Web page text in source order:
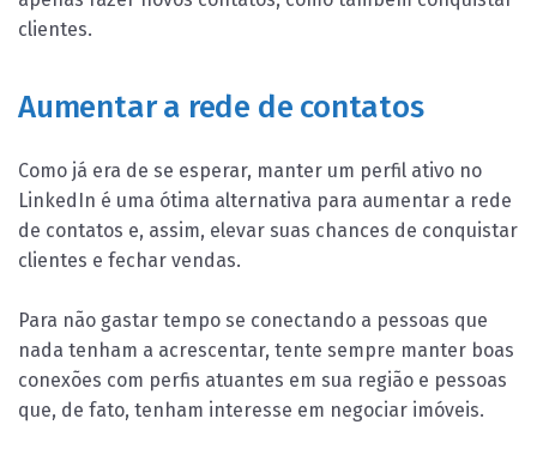
clientes.
Aumentar a rede de contatos
Como já era de se esperar, manter um perfil ativo no
LinkedIn é uma ótima alternativa para aumentar a rede
de contatos e, assim, elevar suas chances de conquistar
clientes e fechar vendas.
Para não gastar tempo se conectando a pessoas que
nada tenham a acrescentar, tente sempre manter boas
conexões com perfis atuantes em sua região e pessoas
que, de fato, tenham interesse em negociar imóveis.